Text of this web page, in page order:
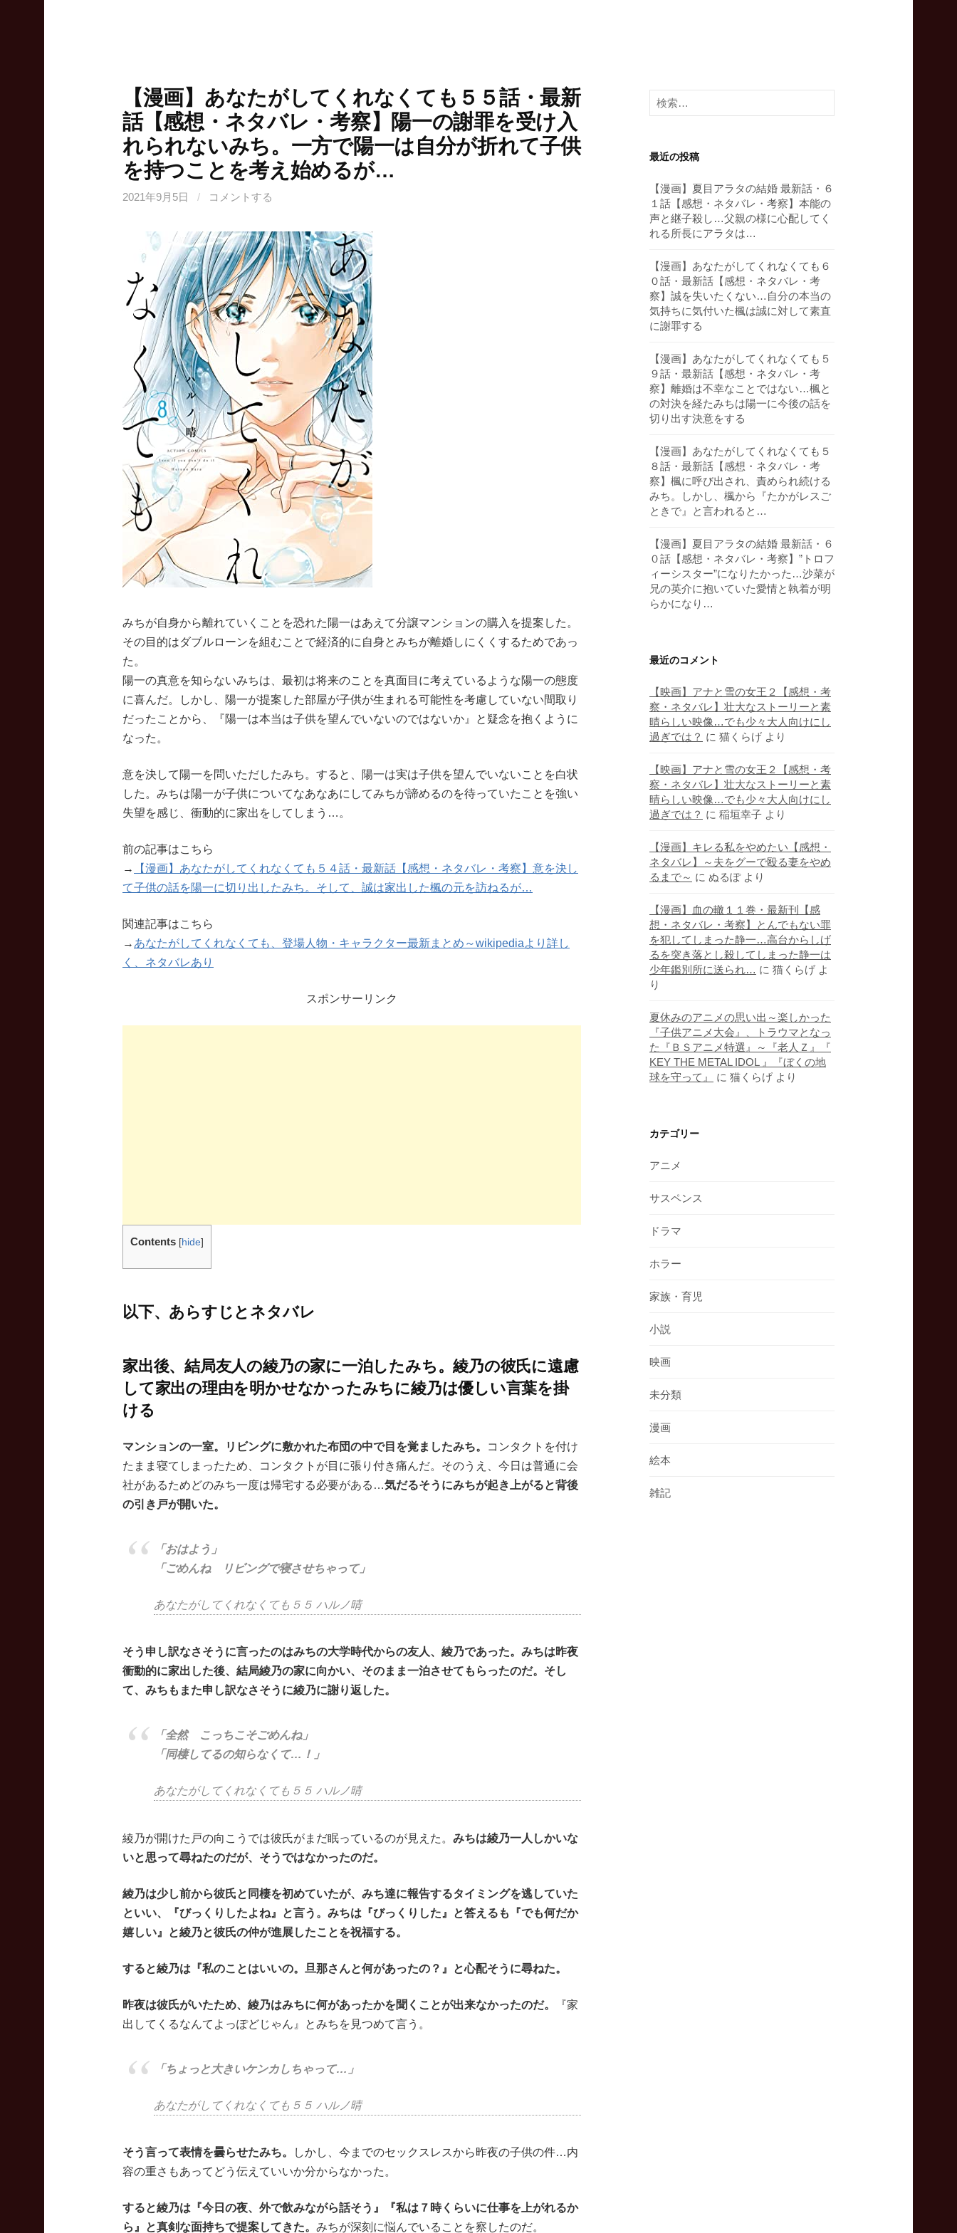
【漫画】あなたがしてくれなくても５５話・最新
話【感想・ネタバレ・考察】陽一の謝罪を受け入
れられないみち。一方で陽一は自分が折れて子供
を持つことを考え始めるが…
2021年9月5日 / コメントする
みちが自身から離れていくことを恐れた陽一はあえて分譲マンションの購入を提案した。
その目的はダブルローンを組むことで経済的に自身とみちが離婚しにくくするためであっ
た。
陽一の真意を知らないみちは、最初は将来のことを真面目に考えているような陽一の態度
に喜んだ。しかし、陽一が提案した部屋が子供が生まれる可能性を考慮していない間取り
だったことから、『陽一は本当は子供を望んでいないのではないか』と疑念を抱くように
なった。
意を決して陽一を問いただしたみち。すると、陽一は実は子供を望んでいないことを白状
した。みちは陽一が子供についてなあなあにしてみちが諦めるのを待っていたことを強い
失望を感じ、衝動的に家出をしてしまう…。
前の記事はこちら
→
【漫画】あなたがしてくれなくても５４話・最新話【感想・ネタバレ・考察】意を決し
て子供の話を陽一に切り出したみち。そして、誠は家出した楓の元を訪ねるが…
関連記事はこちら
→ あなたがしてくれなくても、登場人物・キャラクター最新まとめ～wikipediaより詳し
く、ネタバレあり
スポンサーリンク
Contents [hide]
以下、あらすじとネタバレ
家出後、結局友人の綾乃の家に一泊したみち。綾乃の彼氏に遠慮
して家出の理由を明かせなかったみちに綾乃は優しい言葉を掛
ける
マンションの一室。リビングに敷かれた布団の中で目を覚ましたみち。
コンタクトを付け
たまま寝てしまったため、コンタクトが目に張り付き痛んだ。そのうえ、今日は普通に会
社があるためどのみち一度は帰宅する必要がある…気だるそうにみちが起き上がると背後
の引き戸が開いた。
「おはよう」
「ごめんね リビングで寝させちゃって」
あなたがしてくれなくても５５ ハルノ晴
そう申し訳なさそうに言ったのはみちの大学時代からの友人、綾乃であった。みちは昨夜
衝動的に家出した後、結局綾乃の家に向かい、そのまま一泊させてもらったのだ。そし
て、みちもまた申し訳なさそうに綾乃に謝り返した。
「全然 こっちこそごめんね」
「同棲してるの知らなくて…！」
あなたがしてくれなくても５５ ハルノ晴
綾乃が開けた戸の向こうでは彼氏がまだ眠っているのが見えた。 みちは綾乃一人しかいな
いと思って尋ねたのだが、そうではなかったのだ。
綾乃は少し前から彼氏と同棲を初めていたが、みち達に報告するタイミングを逃していた
といい、『びっくりしたよね』と言う。みちは『びっくりした』と答えるも『でも何だか
嬉しい』と綾乃と彼氏の仲が進展したことを祝福する。
すると綾乃は『私のことはいいの。旦那さんと何があったの？』と心配そうに尋ねた。
昨夜は彼氏がいたため、綾乃はみちに何があったかを聞くことが出来なかったのだ。
『家
出してくるなんてよっぽどじゃん』とみちを見つめて言う。
「ちょっと大きいケンカしちゃって…」
あなたがしてくれなくても５５ ハルノ晴
そう言って表情を曇らせたみち。
しかし、今までのセックスレスから昨夜の子供の件…内
容の重さもあってどう伝えていいか分からなかった。
すると綾乃は『今日の夜、外で飲みながら話そう』『私は７時くらいに仕事を上がれるか
ら』と真剣な面持ちで提案してきた。 みちが深刻に悩んでいることを察したのだ。
検
索:
最近の投稿
【漫画】夏目アラタの結婚 最新話・６
１話【感想・ネタバレ・考察】本能の
声と継子殺し…父親の様に心配してく
れる所長にアラタは…
【漫画】あなたがしてくれなくても６
０話・最新話【感想・ネタバレ・考
察】誠を失いたくない…自分の本当の
気持ちに気付いた楓は誠に対して素直
に謝罪する
【漫画】あなたがしてくれなくても５
９話・最新話【感想・ネタバレ・考
察】離婚は不幸なことではない…楓と
の対決を経たみちは陽一に今後の話を
切り出す決意をする
【漫画】あなたがしてくれなくても５
８話・最新話【感想・ネタバレ・考
察】楓に呼び出され、責められ続ける
みち。しかし、楓から『たかがレスご
ときで』と言われると…
【漫画】夏目アラタの結婚 最新話・６
０話【感想・ネタバレ・考察】”トロフ
ィーシスター”になりたかった…沙菜が
兄の英介に抱いていた愛情と執着が明
らかになり…
最近のコメント
【映画】アナと雪の女王２【感想・考
察・ネタバレ】壮大なストーリーと素
晴らしい映像…でも少々大人向けにし
過ぎでは？ に 猫くらげ より
【映画】アナと雪の女王２【感想・考
察・ネタバレ】壮大なストーリーと素
晴らしい映像…でも少々大人向けにし
過ぎでは？ に 稲垣幸子 より
【漫画】キレる私をやめたい【感想・
ネタバレ】～夫をグーで殴る妻をやめ
るまで～ に ぬるぽより
【漫画】血の轍１１巻・最新刊【感
想・ネタバレ・考察】とんでもない罪
を犯してしまった静一…高台からしげ
るを突き落とし殺してしまった静一は
少年鑑別所に送られ… に 猫くらげ よ
り
夏休みのアニメの思い出～楽しかった
『子供アニメ大会』、トラウマとなっ
た『ＢＳアニメ特選』～『老人Ｚ』『
KEY THE METAL IDOL 』『ぼくの地
球を守って』
に 猫くらげ より
カテゴリー
アニメ
サスペンス
ドラマ
ホラー
家族・育児
小説
映画
未分類
漫画
絵本
雑記